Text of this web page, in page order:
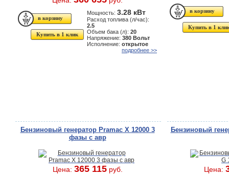
Купить в 1 клик
Мощность: 3.28 кВт
Расход топлива (л/час):
2.5
Объем бака (л): 20
Напряжение: 380 Вольт
Исполнение: открытое
подробнее >>
Купить в 1
Бензиновый генератор Pramac X 12000 3
фазы с авр
Цена: 365 115руб.
Бензиновый
Цена: